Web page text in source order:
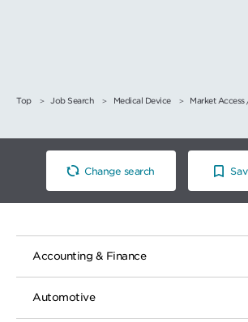
Top Job Search Medical Device Market
Change search
Accounting & Finance
Automotive